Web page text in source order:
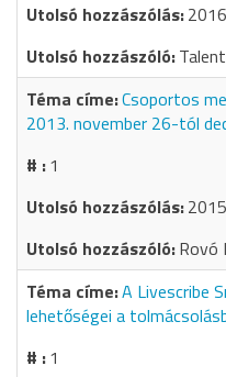
Csoportos
2013. november 26-tól
1
Rovó
A Livescribe
lehetőségei a
1